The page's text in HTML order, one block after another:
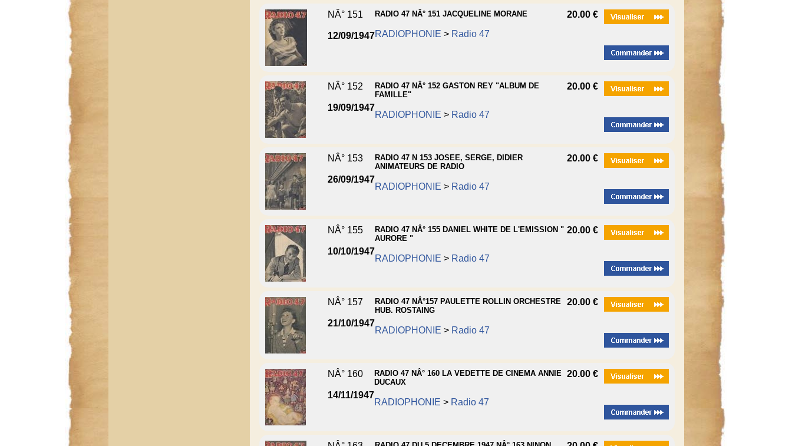
NÂ° 151
12/09/1947
RADIO 47 NÂ° 151 JACQUELINE MORANE
RADIOPHONIE > Radio 47
20.00 €
NÂ° 152
19/09/1947
RADIO 47 NÂ° 152 GASTON REY "ALBUM DE
FAMILLE"
RADIOPHONIE > Radio 47
20.00 €
NÂ° 153
26/09/1947
RADIO 47 N 153 JOSEE, SERGE, DIDIER
ANIMATEURS DE RADIO
RADIOPHONIE > Radio 47
20.00 €
NÂ° 155
10/10/1947
RADIO 47 NÂ° 155 DANIEL WHITE DE L'EMISSION "
AURORE "
RADIOPHONIE > Radio 47
20.00 €
NÂ° 157
21/10/1947
RADIO 47 NÂ°157 PAULETTE ROLLIN ORCHESTRE
HUB. ROSTAING
RADIOPHONIE > Radio 47
20.00 €
NÂ° 160
14/11/1947
RADIO 47 NÂ° 160 LA VEDETTE DE CINEMA ANNIE
DUCAUX
RADIOPHONIE > Radio 47
20.00 €